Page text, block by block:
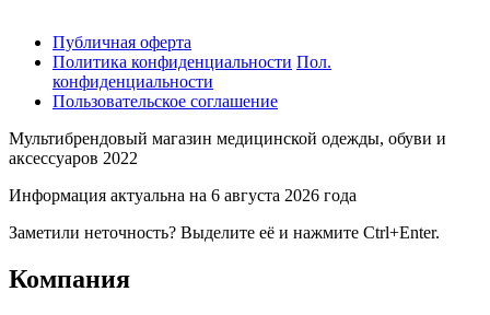
Публичная оферта
Политика конфиденциальности Пол.
конфиденциальности
Пользовательское соглашение
Мультибрендовый магазин медицинской одежды, обуви и
аксессуаров 2022
Информация актуальна на 6 августа 2026 года
Заметили неточность? Выделите её и нажмите Ctrl+Enter.
Компания